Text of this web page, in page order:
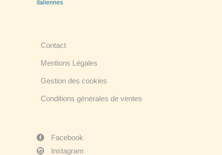
italiennes
Contact
Mentions Légales
Gestion des cookies
Conditions générales de ventes
Facebook
Instagram